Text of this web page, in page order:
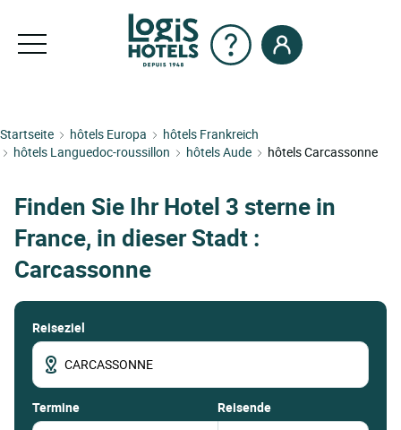
Startseite hôtels Europa
hôtels Frankreich
hôtels Languedoc-roussillon
hôtels Aude hôtels Carcassonne
Finden Sie Ihr Hotel 3 sterne in
France, in dieser Stadt :
Carcassonne
Reiseziel
termine Reisende